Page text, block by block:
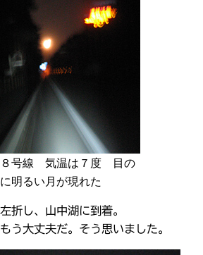
８号線 気温は７度 目の
明るい月が現れた
折し、山中湖に到着。
う大丈夫だ。そう思いました。